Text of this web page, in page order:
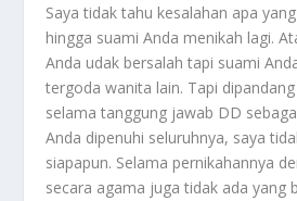
Saya tidak tahu kesalahan apa
hingga suami Anda menikah lagi.
Anda udak bersalah tapi suami
tergoda wanita lain. Tapi
selama tanggung jawab DD
Anda dipenuhi seluruhnya, saya
siapapun. Selama pernikahannya
secara agama juga tidak ada yang